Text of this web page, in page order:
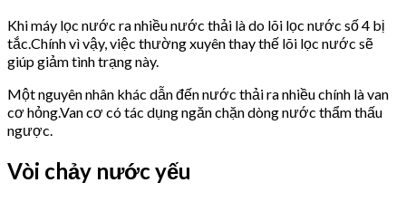
Khi máy lọc nước ra nhiều nước thải là do lõi lọc nước số 4 bị
tắc.Chính vì vậy, việc thường xuyên thay thế lõi lọc nước sẽ
giúp giảm tình trạng này.
Một nguyên nhân khác dẫn đến nước thải ra nhiều chính là van
cơ hỏng.Van cơ có tác dụng ngăn chặn dòng nước thẩm thấu
ngược.
Vòi chảy nước yếu